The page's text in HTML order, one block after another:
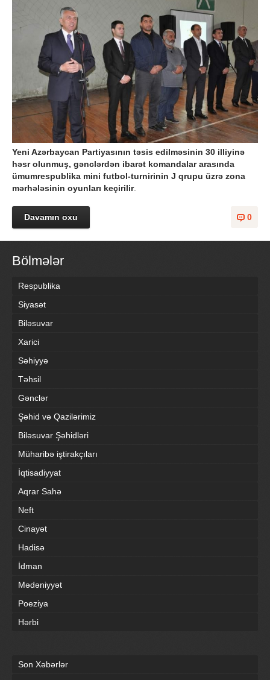
Yeni Azərbaycan Partiyasının təsis edilməsinin 30 illiyinə
həsr olunmuş, gənclərdən ibarət komandalar arasında
ümumrespublika mini futbol-turnirinin J qrupu üzrə zona
mərhələsinin oyunları keçirilir.
0
Davamın oxu
Bölmələr
Respublika
Siyasət
Biləsuvar
Xarici
Səhiyyə
Təhsil
Gənclər
Şəhid və Qazilərimiz
Biləsuvar Şəhidləri
Müharibə iştirakçıları
İqtisadiyyat
Aqrar Sahə
Neft
Cinayət
Hadisə
İdman
Mədəniyyət
Poeziya
Hərbi
Son Xəbərlər